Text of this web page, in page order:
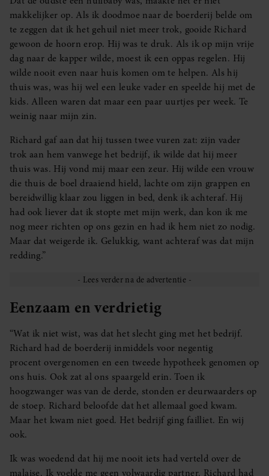
makkelijker op. Als ik doodmoe naar de boerderij belde om
te zeggen dat ik het gehuil niet meer trok, gooide Richard
gewoon de hoorn erop. Hij was te druk. Als ik op mijn vrije
dag naar de kapper wilde, moest ik een oppas regelen. Hij
wilde nooit even naar huis komen om te helpen. Als hij
thuis was, was hij wel een leuke vader en speelde hij met de
kids. Alleen waren dat maar een paar uurtjes per week. Te
weinig naar mijn zin.
Richard gaf aan dat hij tussen twee vuren zat: zijn vader
trok aan hem vanwege het bedrijf, ik wilde dat hij meer
thuis was. Hij vond mij maar een zeur. Hij wilde een vrouw
die thuis de boel draaiend hield, lachte om zijn grappen en
bereidwillig klaar zou liggen in bed, denk ik achteraf. Hij
had ook liever dat ik stopte met mijn werk, dan kon ik me
nog meer richten op ons gezin en had ik hem niet zo nodig.
Maar dat weigerde ik. Gelukkig, want achteraf was dat mijn
redding.”
Eenzaam en verdrietig
“Wat ik niet wist, was dat het slecht ging met het bedrijf.
Richard had de boerderij inmiddels voor negentig
procent overgenomen en een tweede hypotheek genomen op
ons huis. Ook zat al ons spaargeld erin. Toen ik
hoogzwanger was van de derde, stonden er deurwaarders op
de stoep. Richard beloofde dat het allemaal goed kwam.
Maar het kwam niet goed. Het bedrijf ging failliet. En wij
ook.
Ik was woedend dat hij me nooit iets had verteld over de
malaise. Ik voelde me geen volwaardig partner. Richard had